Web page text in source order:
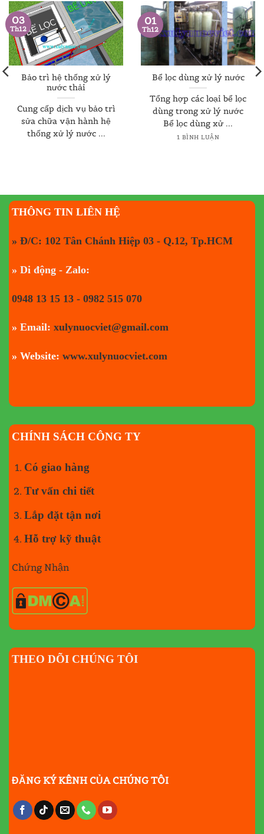
Bảo trì hệ thống xử lý
nước thải
Cung cấp dịch vụ bảo trì
sửa chữa vận hành hệ
thống xử lý nước ...
03
Th12
Bể lọc dùng xử lý nước
Tổng hợp các loại bể lọc
dùng trong xử lý nước
Bể lọc dùng xử ...
1 BÌNH LUẬN
01
Th12
THÔNG TIN LIÊN HỆ
» Đ/C: 102 Tân Chánh Hiệp 03 - Q.12, Tp.HCM
» Di động - Zalo:
0948 13 15 13 - 0982 515 070
» Email: xulynuocviet@gmail.com
» Website: www.xulynuocviet.com
CHÍNH SÁCH CÔNG TY
Có giao hàng
Tư vấn chi tiết
Lắp đặt tận nơi
Hỗ trợ kỹ thuật
Chứng Nhận
THEO DÕI CHÚNG TÔI
ĐĂNG KÝ KÊNH CỦA CHÚNG TÔI